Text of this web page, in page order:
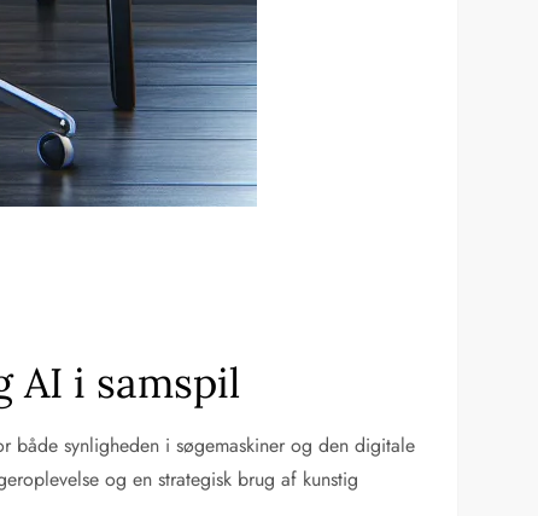
AI i samspil
både synligheden i søgemaskiner og den digitale
og en strategisk brug af kunstig